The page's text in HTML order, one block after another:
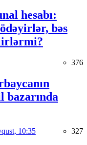
hesabı:
bəs
376
bazarında
10:35 327